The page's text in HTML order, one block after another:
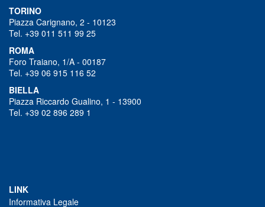
TORINO
Piazza Carignano, 2 - 10123
Tel. +39 011 511 99 25
ROMA
Foro Traiano, 1/A - 00187
Tel. +39 06 915 116 52
BIELLA
Piazza Riccardo Gualino, 1 - 13900
Tel. +39 02 896 289 1
LINK
Informativa Legale